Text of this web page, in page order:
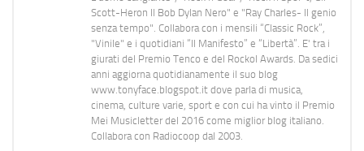
Scott-Heron Il Bob Dylan Nero" e "Ray Charles- Il genio
senza tempo". Collabora con i mensili “Classic Rock”,
"Vinile" e i quotidiani “Il Manifesto” e “Libertà”. E' tra i
giurati del Premio Tenco e del Rockol Awards. Da sedici
anni aggiorna quotidianamente il suo blog
www.tonyface.blogspot.it dove parla di musica,
cinema, culture varie, sport e con cui ha vinto il Premio
Mei Musicletter del 2016 come miglior blog italiano.
Collabora con Radiocoop dal 2003.